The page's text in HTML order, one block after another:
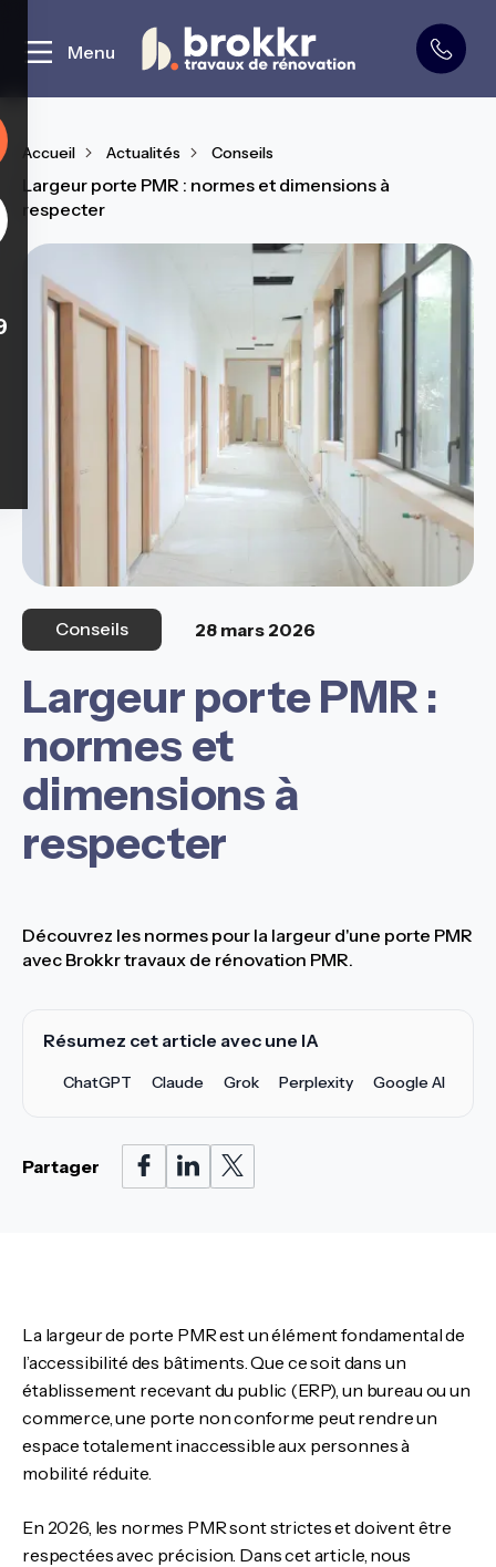
Curage et démolition
Menu
Accueil Actualités Conseils
Largeur porte PMR : normes et dimensions à
respecter
Conseils 28 mars 2026
Largeur porte PMR :
normes et
dimensions à
respecter
Découvrez les normes pour la largeur d'une porte PMR
avec Brokkr travaux de rénovation PMR.
Résumez cet article avec une IA
ChatGPT Claude Grok Perplexity Google AI
Partager
La largeur de porte PMR est un élément fondamental de
l’accessibilité des bâtiments. Que ce soit dans un
établissement recevant du public (ERP), un bureau ou un
commerce, une porte non conforme peut rendre un
espace totalement inaccessible aux personnes à
mobilité réduite.
En 2026, les normes PMR sont strictes et doivent être
respectées avec précision. Dans cet article, nous